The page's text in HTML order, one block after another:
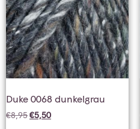
Duke 0068 dunkelgrau
€8,95€5,50